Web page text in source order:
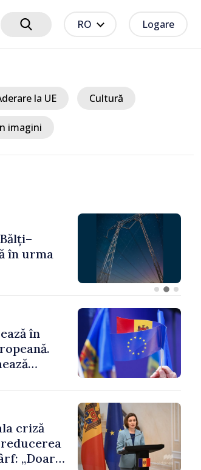
RO Logare
la UE Cultură
imagini
vizita
rușinos
în
criză
„Doar